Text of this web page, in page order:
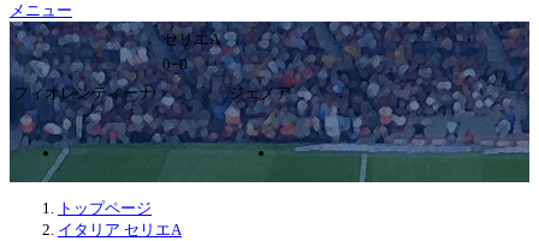
メニュー
セリエA
0ｰ0
フィオレンティーナ
ジェノア
トップページ
イタリア セリエA